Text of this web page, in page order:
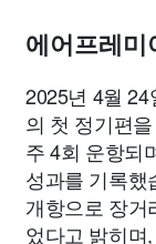
에어프레미
2025년 4월
의 첫 정기편
주 4회 운항되
성과를 기록했
개항으로 장거
었다고 밝히며